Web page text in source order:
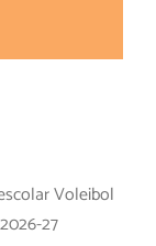
2026-27